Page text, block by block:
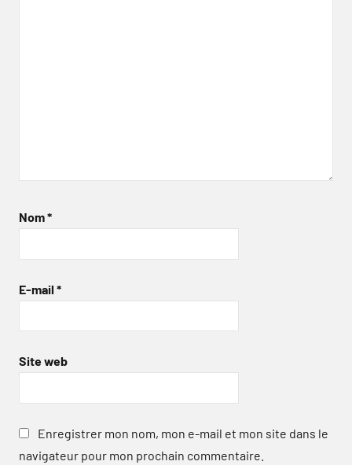
Nom*
E-mail *
Site web
Enregistrer mon nom, mon e-mail et mon site dans le
navigateur pour mon prochain commentaire.